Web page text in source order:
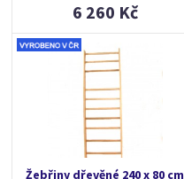
6 260 Kč
Žebřiny dřevěné 240 x 80 cm